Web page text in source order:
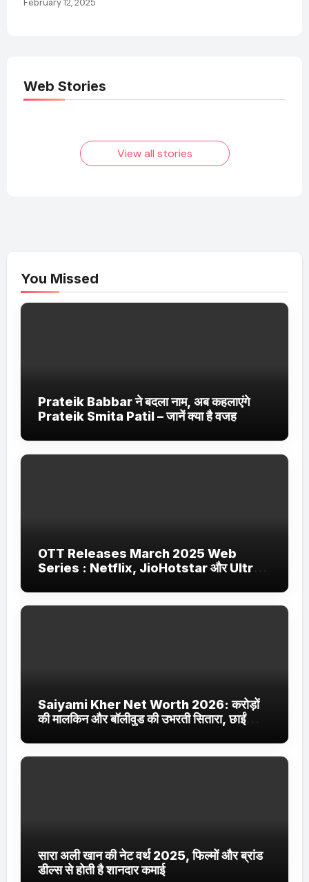
Web Stories
Elvish Yadav: एक
आम लड़के से यूट्यूबर
फिल्मों का जादू और उनका
View all stories
You Missed
Prateik Babbar ने बदला नाम, अब कहलाएंगे
Prateik Smita Patil – जानें क्या है वजह
OTT Releases March 2025 Web
Series : Netflix, JioHotstar और Ultra
Saiyami Kher Net Worth 2026: करोड़ों
की मालकिन और बॉलीवुड की उभरती सितारा, छाईं
सारा अली खान की नेट वर्थ 2025, फिल्मों और ब्रांड
डील्स से होती है शानदार कमाई